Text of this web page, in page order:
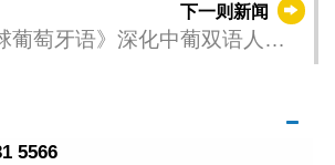
下一则新闻
葡萄牙语》深化中葡双语人才
5566